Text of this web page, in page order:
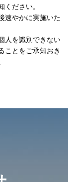
ください。
速やかに実施いた
人を識別できない
ことをご承知おき